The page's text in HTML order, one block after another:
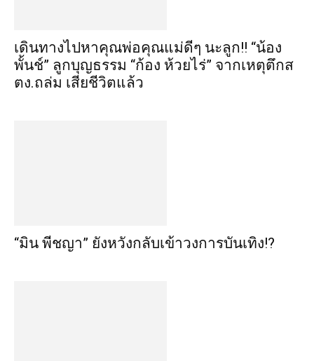
เดินทางไปหาคุณพ่อคุณแม่ดีๆ นะลูก!! “น้อง
พั้นช์” ลูกบุญธรรม “ก้อง ห้วยไร่” จากเหตุตึกส
ตง.ถล่ม เสียชีวิตแล้ว
“มิน พีชญา” ยังหวังกลับเข้าวงการบันเทิง!?